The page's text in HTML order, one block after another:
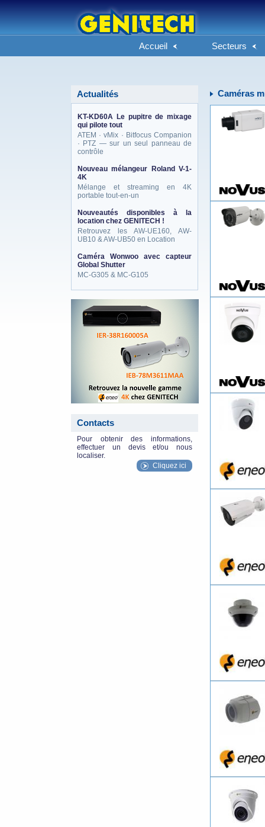
Accueil Secteurs
Actualités
KT-KD60A Le pupitre de mixage
qui pilote tout
ATEM · vMix · Bitfocus Companion
· PTZ — sur un seul panneau de
contrôle
Nouveau mélangeur Roland V-1-
4K
Mélange et streaming en 4K
portable tout-en-un
Nouveautés disponibles à la
location chez GENITECH !
Retrouvez les AW-UE160, AW-
UB10 & AW-UB50 en Location
Caméra Wonwoo avec capteur
Global Shutter
MC-G305 & MC-G105
Contacts
Pour obtenir des informations,
effectuer un devis et/ou nous
localiser.
Cliquez ici
Caméras